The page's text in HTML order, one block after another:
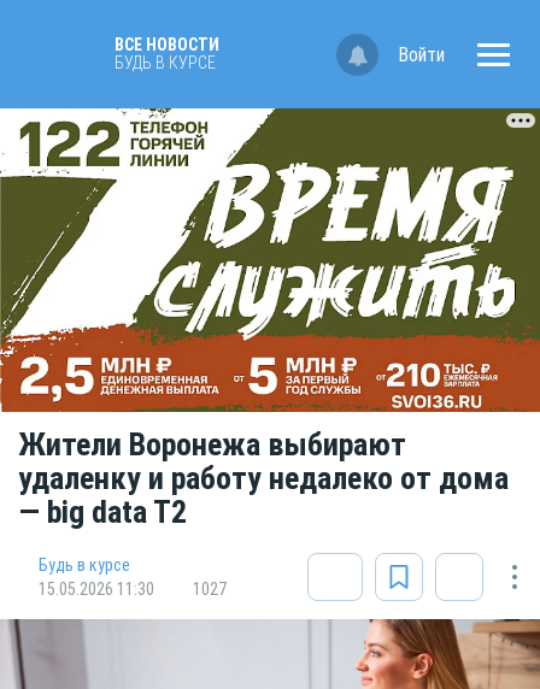
ВСЕ НОВОСТИ
БУДЬ В КУРСЕ
Войти
Жители Воронежа выбирают
удаленку и работу недалеко от дома
— big data T2
Будь в курсе
15.05.2026 11:30
1027